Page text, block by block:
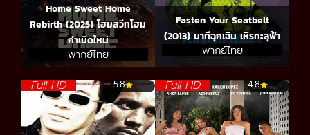
Home Sweet Home
Rebirth (2025) โฮมสวีทโฮม
กำเนิดใหม่
พากย์ไทย
Fasten Your Seatbelt
(2013) นาทีฉุกเฉิน เหิรทะลุฟ้า
พากย์ไทย
Full HD 5.8 Full HD 4.8